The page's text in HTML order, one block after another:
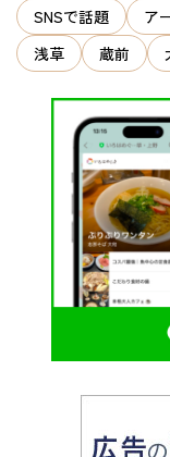
SNSで話題
ア
浅草
蔵前